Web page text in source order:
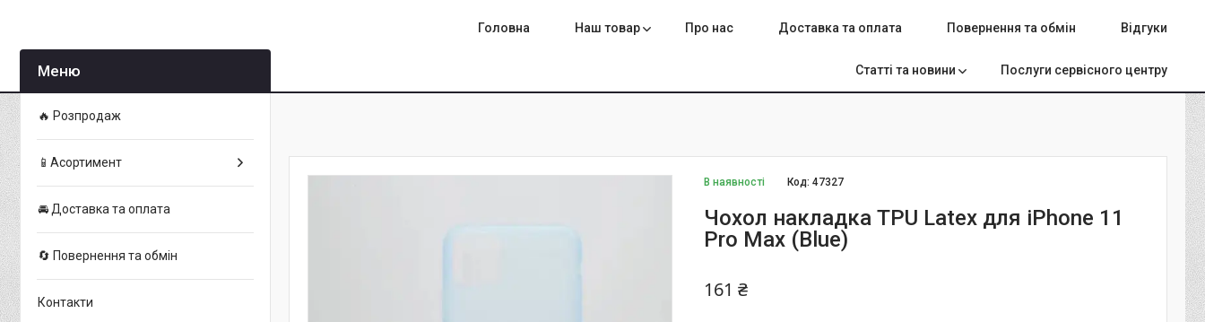
Головна Наш товар Про нас Доставка та оплата Повернення та обмін Відгуки
Статті та новини Послуги сервісного центру
В наявності Код:47327
Чохол накладка TPU Latex для iPhone 11
Pro Max (Blue)
161 ₴
🔥 Розпродаж
📱Асортимент
🚘 Доставка та оплата
🔄 Повернення та обмін
Контакти